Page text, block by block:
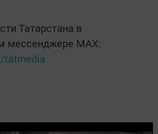
Татарстана в
мессенджере MАХ:
tatmedia